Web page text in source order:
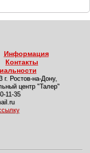
Информация
Контакты
г. Ростов-на-Дону,
центр "Талер"
11-35